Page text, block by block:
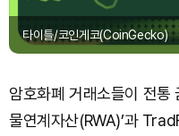
타이틀/코인게코(CoinGecko)
암호화폐 거래소들이 전통
물연계자산(RWA)’과